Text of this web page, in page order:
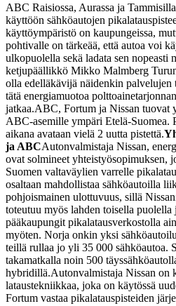
ABC Raisiossa, Aurassa ja
käyttöön sähköautojen
käyttöympäristö on kaupungeissa,
pohtivalle on tärkeää, että autoa voi
ulkopuolella sekä ladata sen nopeasti
ketjupäällikkö Mikko Malmberg
olla edelläkävijä näidenkin palvelujen
tätä energiamuotoa
jatkaa.ABC, Fortum ja Nissan tuovat
ABC-asemille ympäri Etelä-Suomea.
aikana avataan vielä 2 uutta pistettä.
ja ABCAutonvalmistaja Nissan,
ovat solmineet yhteistyösopimuksen,
Suomen valtaväylien varrelle
osaltaan mahdollistaa sähköautoilla
pohjoismainen ulottuvuus, sillä
toteutuu myös lahden toisella puolella
pääkaupungit pikalatausverkostolla
myöten. Norja onkin yksi
teillä rullaa jo yli 35 000 sähköautoa.
takamatkalla noin 500
hybridillä.Autonvalmistaja Nissan on
lataustekniikkaa, joka on käytössä
Fortum vastaa pikalatauspisteiden